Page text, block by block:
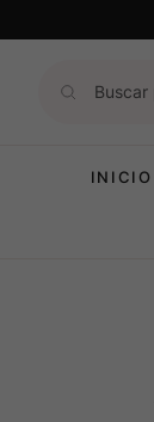
INICIO